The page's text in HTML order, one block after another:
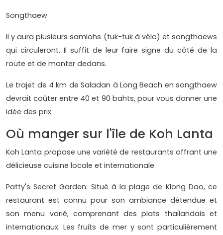
Songthaew
Il y aura plusieurs samlohs (tuk-tuk à vélo) et songthaews
qui circuleront. Il suffit de leur faire signe du côté de la
route et de monter dedans.
Le trajet de 4 km de Saladan à Long Beach en songthaew
devrait coûter entre 40 et 90 bahts, pour vous donner une
idée des prix.
Où manger sur l'île de Koh Lanta
Koh Lanta propose une variété de restaurants offrant une
délicieuse cuisine locale et internationale.
Patty's Secret Garden: Situé à la plage de Klong Dao, ce
restaurant est connu pour son ambiance détendue et
son menu varié, comprenant des plats thaïlandais et
internationaux. Les fruits de mer y sont particulièrement